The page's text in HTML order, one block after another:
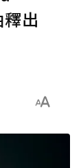
出